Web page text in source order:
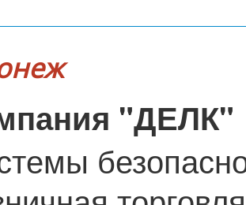
"ДЕЛК"